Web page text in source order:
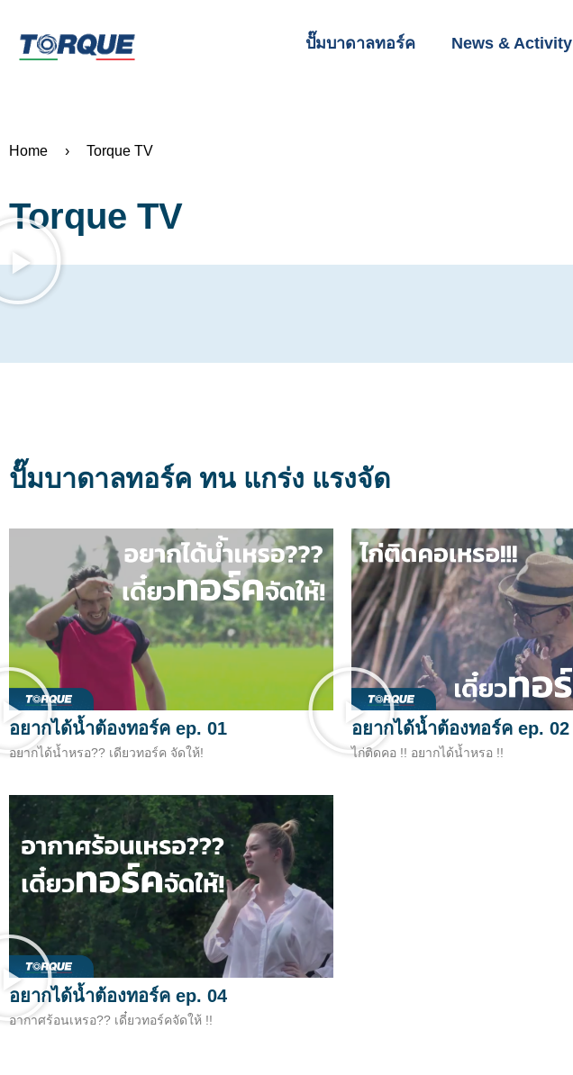
ปั๊มบาดาลทอร์ค News & Activity
Home › Torque TV
Torque TV
ปั๊มบาดาลทอร์ค ทน แกร่ง แรงจัด
อยากได้น้ำต้องทอร์ค ep. 01
อยากได้น้ำหรอ?? เดียวทอร์ค จัดให้!
อยากได้น้ำต้องทอร์ค ep. 02
ไก่ติดคอ !! อยากได้น้ำหรอ !!
อยากได้น้ำต้องทอร์ค ep. 04
อากาศร้อนเหรอ?? เดี๋ยวทอร์คจัดให้ !!